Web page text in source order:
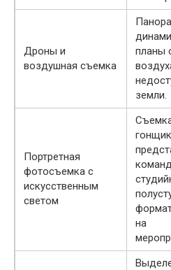
Дроны и
воздушная съемка
планы
земли.
Портретная
фотосъемка с
искусственным
светом
на